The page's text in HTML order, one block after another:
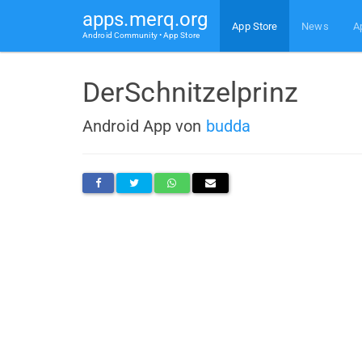
apps.merq.org
Android Community • App Store
App Store News
DerSchnitzelprinz
Android App von budda